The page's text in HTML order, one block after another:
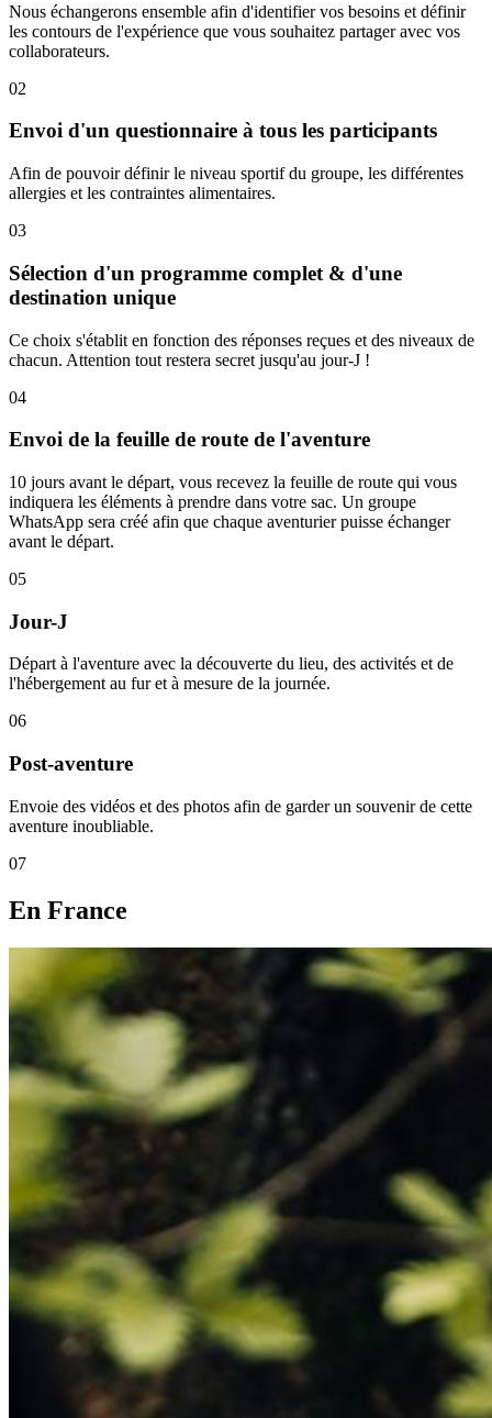
Nous échangerons ensemble afin d'identifier vos besoins et définir
les contours de l'expérience que vous souhaitez partager avec vos
collaborateurs.
02
Envoi d'un questionnaire à tous les participants
Afin de pouvoir définir le niveau sportif du groupe, les différentes
allergies et les contraintes alimentaires.
03
Sélection d'un programme complet & d'une
destination unique
Ce choix s'établit en fonction des réponses reçues et des niveaux de
chacun. Attention tout restera secret jusqu'au jour-J !
04
Envoi de la feuille de route de l'aventure
10 jours avant le départ, vous recevez la feuille de route qui vous
indiquera les éléments à prendre dans votre sac. Un groupe
WhatsApp sera créé afin que chaque aventurier puisse échanger
avant le départ.
05
Jour-J
Départ à l'aventure avec la découverte du lieu, des activités et de
l'hébergement au fur et à mesure de la journée.
06
Post-aventure
Envoie des vidéos et des photos afin de garder un souvenir de cette
aventure inoubliable.
07
En France